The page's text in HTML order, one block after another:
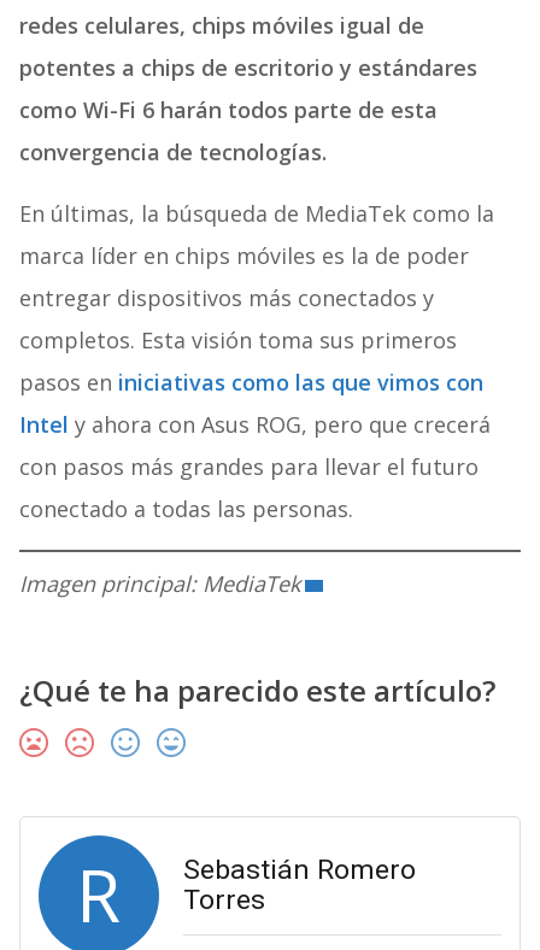
redes celulares, chips móviles igual de
potentes a chips de escritorio y estándares
como Wi-Fi 6 harán todos parte de esta
convergencia de tecnologías.
En últimas, la búsqueda de MediaTek como la
marca líder en chips móviles es la de poder
entregar dispositivos más conectados y
completos. Esta visión toma sus primeros
pasos en iniciativas como las que vimos con
Intel y ahora con Asus ROG, pero que crecerá
con pasos más grandes para llevar el futuro
conectado a todas las personas.
Imagen principal: MediaTek
¿Qué te ha parecido este artículo?
R
Sebastián Romero
Torres